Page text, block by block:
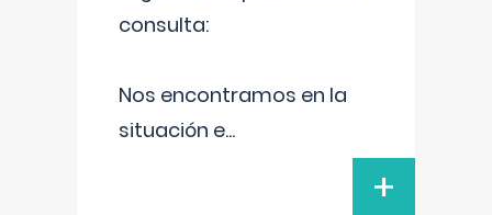
consulta:
Nos encontramos en la
situación e...
+